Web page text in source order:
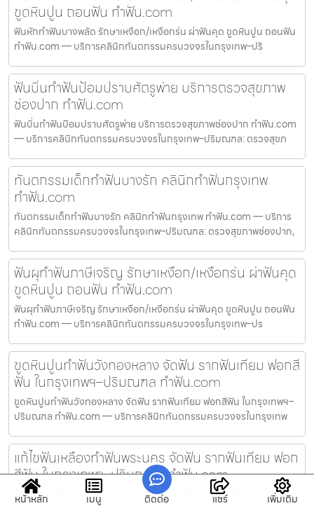
ขูดหินปูน ถอนฟัน ทำฟัน.com
ฟันหักทำฟันบางพลัด รักษาเหงือก/เหงือกร่น ผ่าฟันคุด ขูดหินปูน ถอนฟัน
ทำฟัน.com — บริการคลินิกทันตกรรมครบวงจรในกรุงเทพ–ปริ
ฟันบิ่นทำฟันป้อมปราบศัตรูพ่าย บริการตรวจสุขภาพ
ช่องปาก ทำฟัน.com
ฟันบิ่นทำฟันป้อมปราบศัตรูพ่าย บริการตรวจสุขภาพช่องปาก ทำฟัน.com
— บริการคลินิกทันตกรรมครบวงจรในกรุงเทพ–ปริมณฑล: ตรวจสุขภ
ทันตกรรมเด็กทำฟันบางรัก คลินิกทำฟันกรุงเทพ
ทำฟัน.com
ทันตกรรมเด็กทำฟันบางรัก คลินิกทำฟันกรุงเทพ ทำฟัน.com — บริการ
คลินิกทันตกรรมครบวงจรในกรุงเทพ–ปริมณฑล: ตรวจสุขภาพช่องปาก,
ฟันผุทำฟันภาษีเจริญ รักษาเหงือก/เหงือกร่น ผ่าฟันคุด
ขูดหินปูน ถอนฟัน ทำฟัน.com
ฟันผุทำฟันภาษีเจริญ รักษาเหงือก/เหงือกร่น ผ่าฟันคุด ขูดหินปูน ถอนฟัน
ทำฟัน.com — บริการคลินิกทันตกรรมครบวงจรในกรุงเทพ–ปร
ขูดหินปูนทำฟันวังทองหลาง จัดฟัน รากฟันเทียม ฟอกสี
ฟัน ในกรุงเทพฯ–ปริมณฑล ทำฟัน.com
ขูดหินปูนทำฟันวังทองหลาง จัดฟัน รากฟันเทียม ฟอกสีฟัน ในกรุงเทพฯ–
ปริมณฑล ทำฟัน.com — บริการคลินิกทันตกรรมครบวงจรในกรุงเทพ
แก้ไขฟันเหลืองทำฟันพระนคร จัดฟัน รากฟันเทียม ฟอก
สีฟัน ในกรุงเทพฯ–ปริมณฑล ทำฟัน.com
แก้ไขฟันเหลืองทำฟันพระนคร จัดฟัน รากฟันเทียม ฟอกสีฟัน ในกรุงเทพฯ–
หน้าหลัก เมนู ติดต่อ แชร์ เพิ่มเติม